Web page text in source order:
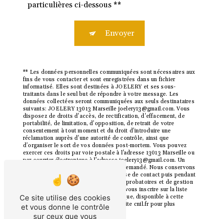
particulières ci-dessous **
Envoyer
** Les données personnelles communiquées sont nécessaires aux
fins de vous contacter et sont enregistrées dans un fichier
informatisé. Elles sont destinées à JOELERY et ses sous-
traitants dans le seul but de répondre à votre message. Les
données collectées seront communiquées aux seuls destinataires
suivants: JOELERY 13013 Marseille joelery13@gmail.com. Vous
disposez de droits d’accès, de rectification, d’effacement, de
portabilité, de limitation, d’opposition, de retrait de votre
consentement à tout moment et du droit d’introduire une
réclamation auprès d’une autorité de contrôle, ainsi que
d’organiser le sort de vos données post-mortem. Vous pouvez
exercer ces droits par voie postale à l'adresse 13013 Marseille ou
par courrier électronique à l'adresse joelery13@gmail.com. Un
justificatif d'identité pourra vous être demandé. Nous conservons
vos données pendant la période de prise de contact puis pendant
la durée de prescription légale aux fins probatoires et de gestion
des contentieux. Vous avez le droit de vous inscrire sur la liste
d'opposition au démarchage téléphonique, disponible à cette
adresse: Bloctel.gouv.fr. Consultez le site cnil.fr pour plus
d’informations sur vos droits.
Ce site utilise des cookies
et vous donne le contrôle
sur ceux que vous